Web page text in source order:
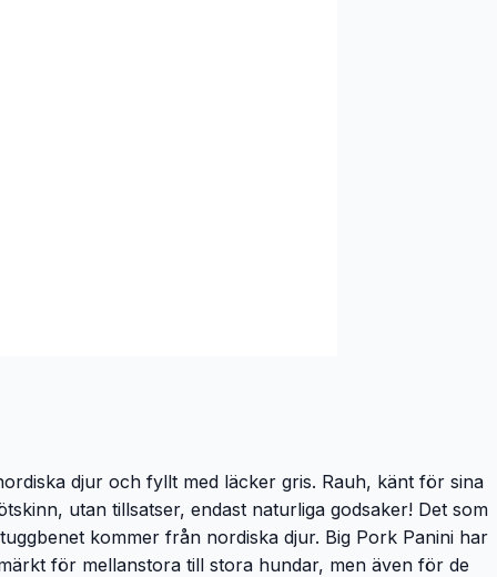
djur och fyllt med läcker gris. Rauh, känt för sina
utan tillsatser, endast naturliga godsaker! Det som
kommer från nordiska djur. Big Pork Panini har
för mellanstora till stora hundar, men även för de